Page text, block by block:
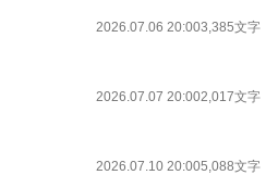
2026.07.06 20:003,385文字
2026.07.07 20:002,017文字
2026.07.10 20:005,088文字